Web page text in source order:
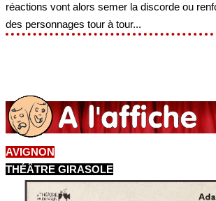
réactions vont alors semer la discorde ou
des personnages tour à tour...
AVIGNON
THÉÂTRE GIRASOLE